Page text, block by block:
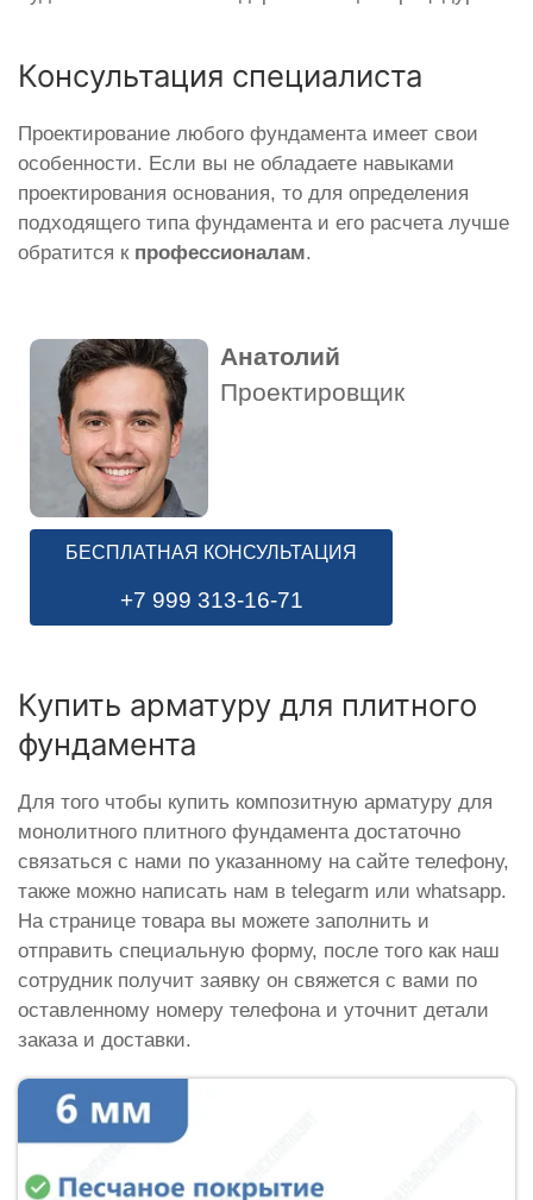
Консультация специалиста
Проектирование любого фундамента имеет свои
особенности. Если вы не обладаете навыками
проектирования основания, то для определения
подходящего типа фундамента и его расчета лучше
обратится к профессионалам.
Анатолий
Проектировщик
БЕСПЛАТНАЯ КОНСУЛЬТАЦИЯ
+7 999 313-16-71
Купить арматуру для плитного
фундамента
Для того чтобы купить композитную арматуру для
монолитного плитного фундамента достаточно
связаться с нами по указанному на сайте телефону,
также можно написать нам в telegarm или whatsapp.
На странице товара вы можете заполнить и
отправить специальную форму, после того как наш
сотрудник получит заявку он свяжется с вами по
оставленному номеру телефона и уточнит детали
заказа и доставки.